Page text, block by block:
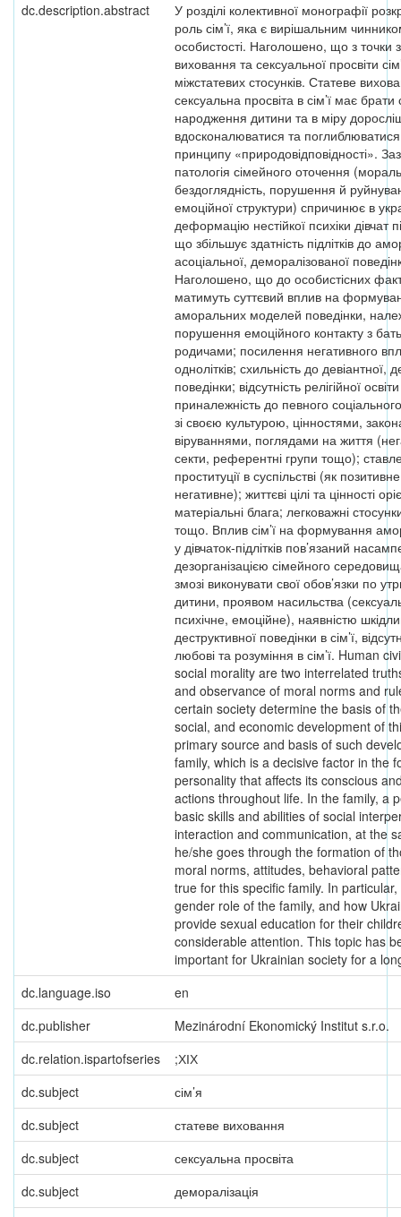
dc.description.abstract
У розділі колективної монографії
роль сім’ї, яка є вирішальним
особистості. Наголошено, що з точки
виховання та сексуальної просвіти
міжстатевих стосунків. Статеве
сексуальна просвіта в сім’ї має брати
народження дитини та в міру
вдосконалюватися та
принципу «природовідповідності».
патологія сімейного оточення
бездоглядність, порушення й
емоційної структури) спричинює в
деформацію нестійкої психіки дівчат
що збільшує здатність підлітків до
асоціальної, деморалізованої
Наголошено, що до особистісних
матимуть суттєвий вплив на
аморальних моделей поведінки,
порушення емоційного контакту з
родичами; посилення негативного
однолітків; схильність до девіантної,
поведінки; відсутність релігійної
приналежність до певного
зі своєю культурою, цінностями,
віруваннями, поглядами на життя
секти, референтні групи тощо);
проституції в суспільстві (як
негативне); життєві цілі та цінності
матеріальні блага; легковажні
тощо. Вплив сім’ї на формування
у дівчаток-підлітків пов’язаний
дезорганізацією сімейного
змозі виконувати свої обов’язки по
дитини, проявом насильства
психічне, емоційне), наявністю
деструктивної поведінки в сім’ї,
любові та розуміння в сім’ї. Human
social morality are two interrelated
and observance of moral norms and
certain society determine the basis of
social, and economic development of
primary source and basis of such
family, which is a decisive factor in the
personality that affects its conscious
actions throughout life. In the family, a
basic skills and abilities of social
interaction and communication, at the
he/she goes through the formation of
moral norms, attitudes, behavioral
true for this specific family. In
gender role of the family, and how
provide sexual education for their
considerable attention. This topic has
important for Ukrainian society for a
dc.language.iso
en
dc.publisher
Mezinárodní Ekonomický Institut s.r.o.
dc.relation.ispartofseries
;ХІХ
dc.subject
сім’я
dc.subject
статеве виховання
dc.subject
сексуальна просвіта
dc.subject
деморалізація